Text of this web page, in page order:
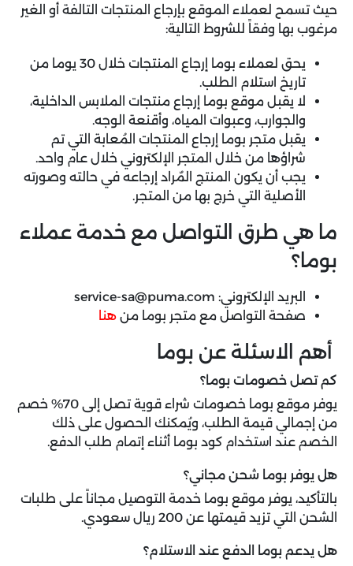
حيث تسمح لعملاء الموقع بإرجاع المنتجات التالفة أو الغير
مرغوب بها وفقاً للشروط التالية:
يحق لعملاء بوما إرجاع المنتجات خلال 30 يوما من
تاريخ استلام الطلب.
لا يقبل موقع بوما إرجاع منتجات الملابس الداخلية،
والجوارب، وعبوات المياه، وأقنعة الوجه.
يقبل متجر بوما إرجاع المنتجات المُعابة التي تم
شراؤها من خلال المتجر الإلكتروني خلال عام واحد.
يجب أن يكون المنتج المٌراد إرجاعه في حالته وصورته
الأصلية التي خرج بها من المتجر.
ما هي طرق التواصل مع خدمة عملاء
بوما؟
البريد الإلكتروني: service-sa@puma.com
صفحة التواصل مع متجر بوما من هنا
أهم الاسئلة عن بوما
كم تصل خصومات بوما؟
يوفر موقع بوما خصومات شراء قوية تصل إلى 70% خصم
من إجمالي قيمة الطلب، ويُمكنك الحصول على ذلك
الخصم عند استخدام كود بوما أثناء إتمام طلب الدفع.
هل يوفر بوما شحن مجاني؟
بالتأكيد، يوفر موقع بوما خدمة التوصيل مجاناً على طلبات
الشحن التي تزيد قيمتها عن 200 ريال سعودي.
هل يدعم بوما الدفع عند الاستلام؟